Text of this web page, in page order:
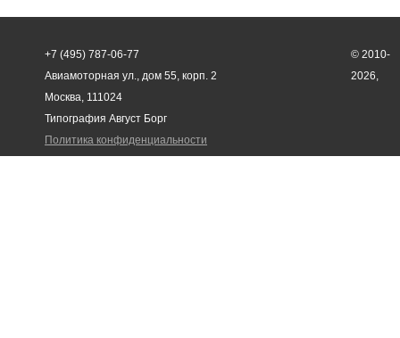
+7 (495) 787-06-77
Авиамоторная ул., дом 55, корп. 2
Москва, 111024
© 2010-
2026,
Типография Август Борг
Политика конфиденциальности